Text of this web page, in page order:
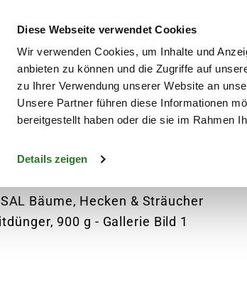
Diese Webseite verwendet Cookies
Wir verwenden Cookies, um Inhalte und
anbieten zu können und die Zugriffe auf
zu Ihrer Verwendung unserer Website an
Unsere Partner führen diese Informationen
bereitgestellt haben oder die sie im Rahmen
Details zeigen
Blumen Pflanzen Garten
Beetrosen CHRYSAL Bäume,